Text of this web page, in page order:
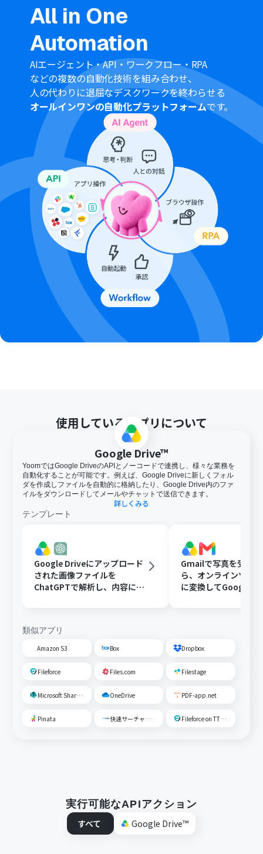
クリックといった一連の操作を自由にカスタマイズでき
ます
際、保存先のフォルダやファイル名を任意のものに設定
できます
■注意事項
Google DriveとYoomを連携してください。
トリガーは5分、10分、15分、30分、60分の間隔で起動
間隔を選択できます。
プランによって最短の起動間隔が異なりますので、ご注意
ください。
ブラウザを操作するオペレーションはサクセスプランで
のみご利用いただける機能となっております。フリープラ
ン・パーソナルプラン・ミニプラン・チームプランの場合
は設定しているフローボットのオペレーションはエラー
となりますので、ご注意ください。
サクセスプランなどの有料プランは、2週間の無料トライ
アルを行うことが可能です。無料トライアル中には制限対
象のアプリやブラウザを操作するオペレーションを使用
することができます。 詳しくは、
料金プラン のページを
ご参照ください。
ブラウザを操作するオペレーションの設定方法は「
ラウザを操作する』の設定方法
」をご参照ください。
ブラウザを操作するオペレーションは、ご利用のWebサ
イトに合わせてカスタマイズしてください。
ダウンロード可能なファイル容量は最大300MBまでで
す。アプリの仕様によっては300MB未満になる可能性が
あるので、ご注意ください。
トリガー、各オペレーションでの取り扱い可能なファイ
All in One
Automation
AIエージェント・API・ワークフロー・RPA
などの複数の自動化技術を組み合わせ、
人の代わりに退屈なデスクワークを終わらせる
オールインワンの自動化プラットフォームです。
使用しているアプリについて
Google Drive™
YoomではGoogle DriveのAPIとノーコードで連携し、様々な業務を
自動化することが可能です。例えば、Google Driveに新しくフォル
ダを作成しファイルを自動的に格納したり、Google Drive内のファ
イルをダウンロードしてメールやチャットで送信できます。
詳しくみる
テンプレート
Google Driveにアップロード
された画像ファイルを
ChatGPTで解析し、内容に応
Gmailで写真を受け
ら、オンラインツー
に変換してGoogle
類似アプリ
Amazon S3 Box Dropbox
Fileforce Files.com Filestage
Microsoft SharePoint OneDrive PDF-app.net
Pinata 快速サーチャーGX Fileforce on TTS Cloud
実行可能なAPIアクション
すべて
Google Drive™